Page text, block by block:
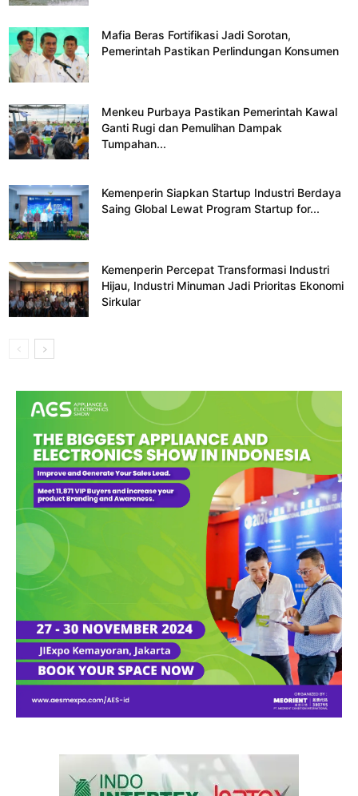
Mafia Beras Fortifikasi Jadi Sorotan,
Pemerintah Pastikan Perlindungan Konsumen
Menkeu Purbaya Pastikan Pemerintah Kawal
Ganti Rugi dan Pemulihan Dampak
Tumpahan...
Kemenperin Siapkan Startup Industri Berdaya
Saing Global Lewat Program Startup for...
Kemenperin Percepat Transformasi Industri
Hijau, Industri Minuman Jadi Prioritas Ekonomi
Sirkular